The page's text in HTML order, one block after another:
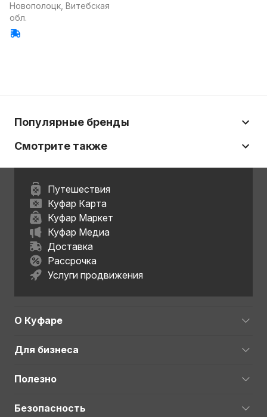
Новополоцк, Витебская
обл.
Популярные бренды
Смотрите также
Путешествия
Куфар Карта
Куфар Маркет
Куфар Медиа
Доставка
Рассрочка
Услуги продвижения
О Куфаре
Для бизнеса
Полезно
Безопасность